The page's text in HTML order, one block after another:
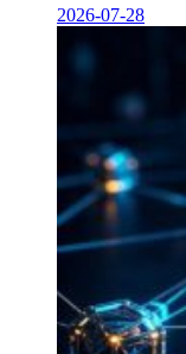
2026-07-28